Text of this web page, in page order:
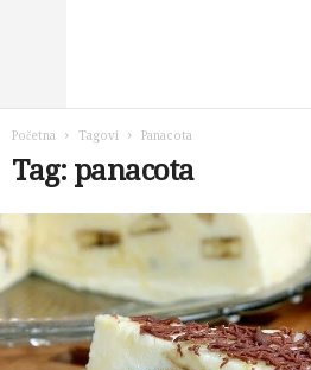
Početna Tagovi Panacota
Tag: panacota